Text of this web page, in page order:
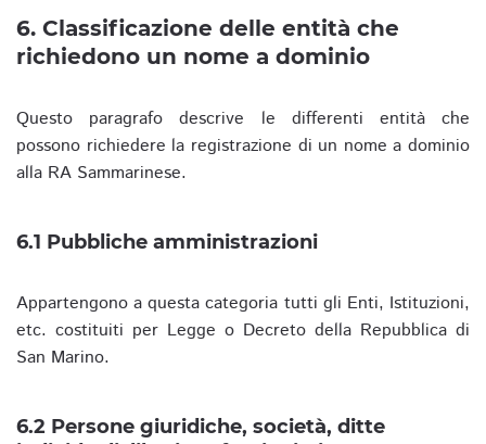
6. Classificazione delle entità che
richiedono un nome a dominio
Questo paragrafo descrive le differenti entità che
possono richiedere la registrazione di un nome a dominio
alla RA Sammarinese.
6.1 Pubbliche amministrazioni
Appartengono a questa categoria tutti gli Enti, Istituzioni,
etc. costituiti per Legge o Decreto della Repubblica di
San Marino.
6.2 Persone giuridiche, società, ditte